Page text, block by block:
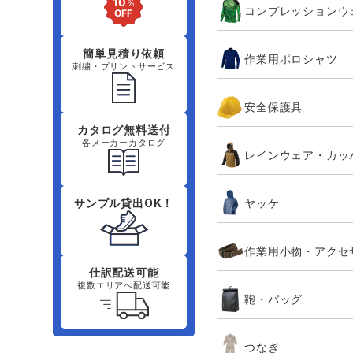
簡単見積り依頼
刺繍・プリントサービス
カタログ無料送付
各メーカーカタログ
サンプル貸出OK！
仕訳配送可能
複数エリアへ配送可能
コンプレッションウ
作業用ポロシャツ
安全保護具
レインウェア・カッ
ヤッケ
作業用小物・アクセ
鞄・バッグ
つなぎ